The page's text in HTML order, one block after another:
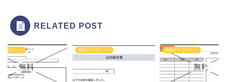
RELATED POST
ンプレート 無料テンプレート 無料テンプレート